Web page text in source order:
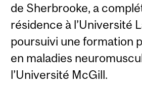
de Sherbrooke, a
résidence à l’Université
poursuivi une formation
en maladies
l’Université McGill.